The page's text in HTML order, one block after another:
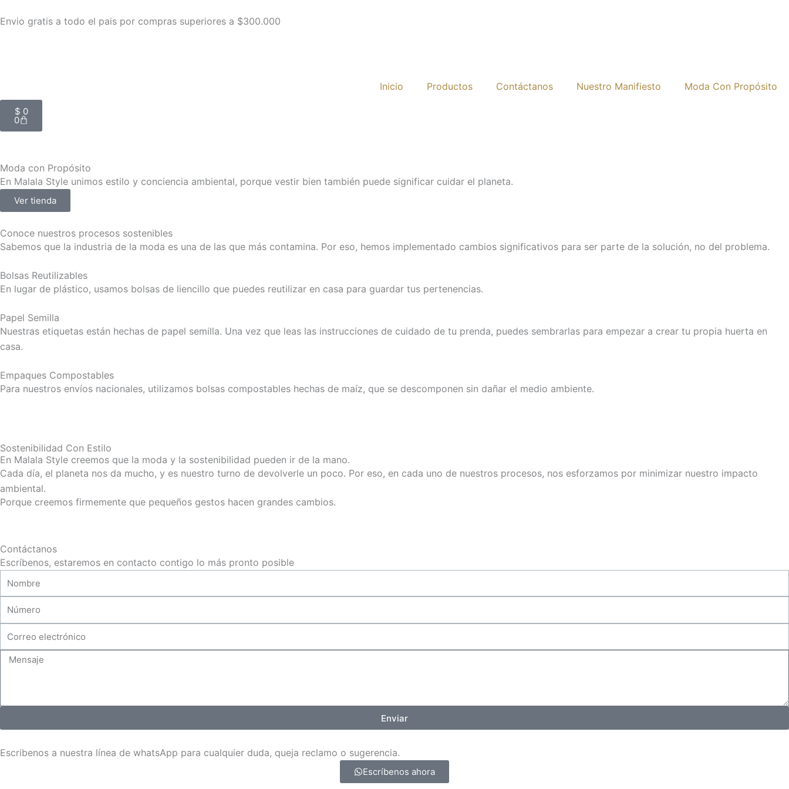
al
Envio gratis a todo el pais por compras superiores a $300.000
Inicio Productos Contáctanos Nuestro Manifiesto Moda Con Propósito
$ 0
0
Carrito
Moda con Propósito
En Malala Style unimos estilo y conciencia ambiental, porque vestir bien también puede significar cuidar el planeta.
Ver tienda
Conoce nuestros procesos sostenibles
Sabemos que la industria de la moda es una de las que más contamina. Por eso, hemos implementado cambios significativos para ser parte de la solución, no del problema.
Bolsas Reutilizables
En lugar de plástico, usamos bolsas de liencillo que puedes reutilizar en casa para guardar tus pertenencias.
Papel Semilla
Nuestras etiquetas están hechas de papel semilla. Una vez que leas las instrucciones de cuidado de tu prenda, puedes sembrarlas para empezar a crear tu propia huerta en
casa.
Empaques Compostables
Para nuestros envíos nacionales, utilizamos bolsas compostables hechas de maíz, que se descomponen sin dañar el medio ambiente.
Sostenibilidad Con Estilo
En Malala Style creemos que la moda y la sostenibilidad pueden ir de la mano.
Cada día, el planeta nos da mucho, y es nuestro turno de devolverle un poco. Por eso, en cada uno de nuestros procesos, nos esforzamos por minimizar nuestro impacto
ambiental.
Porque creemos firmemente que pequeños gestos hacen grandes cambios.
Contáctanos
Escríbenos, estaremos en contacto contigo lo más pronto posible
Número
Mensaje
Enviar
Escribenos a nuestra línea de whatsApp para cualquier duda, queja reclamo o sugerencia.
Escríbenos ahora